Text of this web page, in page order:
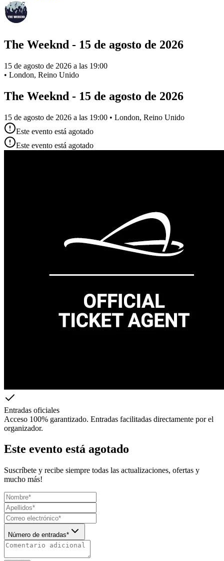
The Weeknd - 15 de agosto de 2026
15 de agosto de 2026 a las 19:00
• London, Reino Unido
The Weeknd - 15 de agosto de 2026
15 de agosto de 2026 a las 19:00 • London, Reino Unido
Este evento está agotado
Este evento está agotado
Entradas oficiales
Acceso 100% garantizado. Entradas facilitadas directamente por el
organizador.
Este evento está agotado
Suscríbete y recibe siempre todas las actualizaciones, ofertas y
mucho más!
Número de entradas*